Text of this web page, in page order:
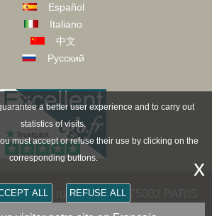
Español
Italiano
中文
Русский
Paris - 36 rue Vivienne - 75002 PARIS
a better user experience and to carry out
statistics of visits.
must accept or refuse their use by clicking on the
corresponding buttons.
ALL REFUSE ALL
x